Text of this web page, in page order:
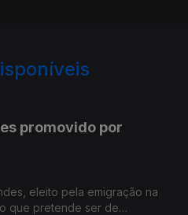
promovido por
eleito pela emigração na
que pretende ser de